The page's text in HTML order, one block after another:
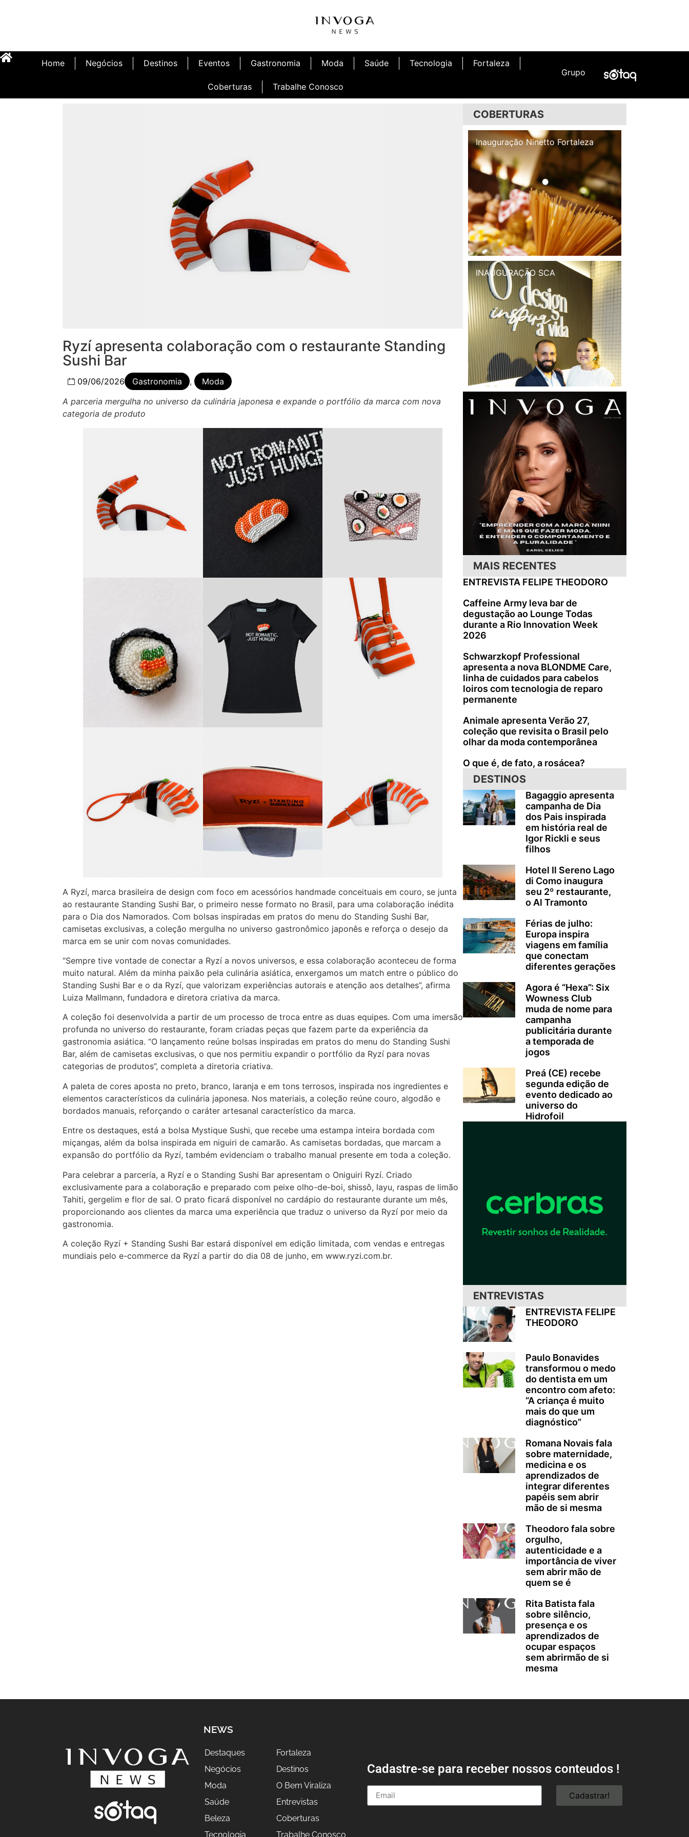
Home Negócios Destinos Eventos Gastronomia Moda Saúde Tecnologia Fortaleza
Coberturas Trabalhe Conosco
Grupo
Ryzí apresenta colaboração com o restaurante Standing
Sushi Bar
09/06/2026 Gastronomia ,
Moda
A parceria mergulha no universo da culinária japonesa e expande o portfólio da marca com nova
categoria de produto
A Ryzí, marca brasileira de design com foco em acessórios handmade conceituais em couro, se junta
ao restaurante Standing Sushi Bar, o primeiro nesse formato no Brasil, para uma colaboração inédita
para o Dia dos Namorados. Com bolsas inspiradas em pratos do menu do Standing Sushi Bar,
camisetas exclusivas, a coleção mergulha no universo gastronômico japonês e reforça o desejo da
marca em se unir com novas comunidades.
“Sempre tive vontade de conectar a Ryzí a novos universos, e essa colaboração aconteceu de forma
muito natural. Além da minha paixão pela culinária asiática, enxergamos um match entre o público do
Standing Sushi Bar e o da Ryzí, que valorizam experiências autorais e atenção aos detalhes”, afirma
Luiza Mallmann, fundadora e diretora criativa da marca.
A coleção foi desenvolvida a partir de um processo de troca entre as duas equipes. Com uma imersão
profunda no universo do restaurante, foram criadas peças que fazem parte da experiência da
gastronomia asiática. “O lançamento reúne bolsas inspiradas em pratos do menu do Standing Sushi
Bar, além de camisetas exclusivas, o que nos permitiu expandir o portfólio da Ryzí para novas
categorias de produtos”, completa a diretoria criativa.
A paleta de cores aposta no preto, branco, laranja e em tons terrosos, inspirada nos ingredientes e
elementos característicos da culinária japonesa. Nos materiais, a coleção reúne couro, algodão e
bordados manuais, reforçando o caráter artesanal característico da marca.
Entre os destaques, está a bolsa Mystique Sushi, que recebe uma estampa inteira bordada com
miçangas, além da bolsa inspirada em niguiri de camarão. As camisetas bordadas, que marcam a
expansão do portfólio da Ryzí, também evidenciam o trabalho manual presente em toda a coleção.
Para celebrar a parceria, a Ryzí e o Standing Sushi Bar apresentam o Oniguiri Ryzí. Criado
exclusivamente para a colaboração e preparado com peixe olho-de-boi, shissô, layu, raspas de limão
Tahiti, gergelim e flor de sal. O prato ficará disponível no cardápio do restaurante durante um mês,
proporcionando aos clientes da marca uma experiência que traduz o universo da Ryzí por meio da
gastronomia.
A coleção Ryzí + Standing Sushi Bar estará disponível em edição limitada, com vendas e entregas
mundiais pelo e-commerce da Ryzí a partir do dia 08 de junho, em www.ryzi.com.br.
COBERTURAS
Inauguração Illa Café
INAUGURAÇÃO SCA
MAIS RECENTES
ENTREVISTA FELIPE THEODORO
Caffeine Army leva bar de
degustação ao Lounge Todas
durante a Rio Innovation Week
2026
Schwarzkopf Professional
apresenta a nova BLONDME Care,
linha de cuidados para cabelos
loiros com tecnologia de reparo
permanente
Animale apresenta Verão 27,
coleção que revisita o Brasil pelo
olhar da moda contemporânea
O que é, de fato, a rosácea?
DESTINOS
Bagaggio apresenta
campanha de Dia
dos Pais inspirada
em história real de
Igor Rickli e seus
filhos
Hotel Il Sereno Lago
di Como inaugura
seu 2º restaurante,
o Al Tramonto
Férias de julho:
Europa inspira
viagens em família
que conectam
diferentes gerações
Agora é “Hexa”: Six
Wowness Club
muda de nome para
campanha
publicitária durante
a temporada de
jogos
Preá (CE) recebe
segunda edição de
evento dedicado ao
universo do
Hidrofoil
ENTREVISTAS
ENTREVISTA FELIPE
THEODORO
Paulo Bonavides
transformou o medo
do dentista em um
encontro com afeto:
“A criança é muito
mais do que um
diagnóstico”
Romana Novais fala
sobre maternidade,
medicina e os
aprendizados de
integrar diferentes
papéis sem abrir
mão de si mesma
Theodoro fala sobre
orgulho,
autenticidade e a
importância de viver
sem abrir mão de
quem se é
Rita Batista fala
sobre silêncio,
presença e os
aprendizados de
ocupar espaços
sem abrirmão de si
mesma
NEWS
Destaques
Negócios
Moda
Saúde
Beleza
Tecnologia
Fortaleza
Destinos
O Bem Viraliza
Entrevistas
Coberturas
Trabalhe Conosco
Cadastre-se para receber nossos conteudos !
Cadastrar!